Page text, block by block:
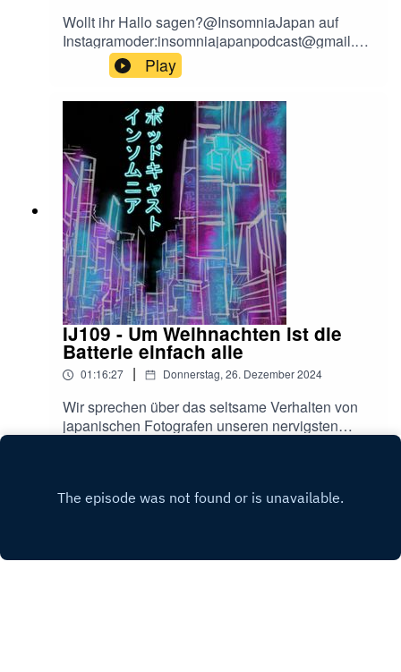
Wollt ihr Hallo sagen?@InsomniaJapan auf
Instagramoder:insomniajapanpodcast@gmail.co
mFalls euch der Podcast gefällt, freuen wir uns
sehr über eine Bewertung bei Apple Podcast,
oder wo ihr den Podcast hört!
Play
IJ109 - Um Weihnachten ist die
Batterie einfach alle
01:16:27 | Donnerstag, 26. Dezember 2024
Wir sprechen über das seltsame Verhalten von
japanischen Fotografen unseren nervigsten
Instagramoder:insomniajapanpodcast@gmail.co
oder wo ihr den Podcast hört!